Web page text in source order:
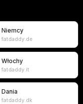
Niemcy
fatdaddy.de
Włochy
fatdaddy.it
Dania
fatdaddy.dk